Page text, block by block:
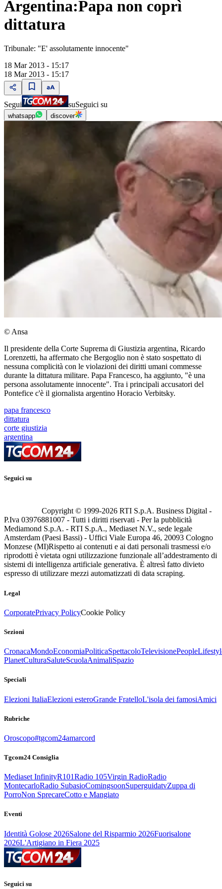
Argentina:Papa non coprì
dittatura
Tribunale: "E' assolutamente innocente"
18 Mar 2013 - 15:17
18 Mar 2013 - 15:17
Segui suSeguici su
whatsapp discover
© Ansa
Il presidente della Corte Suprema di Giustizia argentina, Ricardo
Lorenzetti, ha affermato che Bergoglio non è stato sospettato di
nessuna complicità con le violazioni dei diritti umani commesse
durante la dittatura militare. Papa Francesco, ha aggiunto, "è una
persona assolutamente innocente". Tra i principali accusatori del
Pontefice c'è il giornalista argentino Horacio Verbitsky.
papa francesco
dittatura
corte giustizia
argentina
Seguici su
Copyright © 1999-2026 RTI S.p.A. Business Digital -
P.Iva 03976881007 - Tutti i diritti riservati - Per la pubblicità
Mediamond S.p.A. - RTI S.p.A., Mediaset N.V., sede legale
Amsterdam (Paesi Bassi) - Uffici Viale Europa 46, 20093 Cologno
Monzese (MI)Rispetto ai contenuti e ai dati personali trasmessi e/o
riprodotti è vietata ogni utilizzazione funzionale all’addestramento di
sistemi di intelligenza artificiale generativa. È altresì fatto divieto
espresso di utilizzare mezzi automatizzati di data scraping.
Legal
CorporatePrivacy PolicyCookie Policy
Sezioni
CronacaMondoEconomiaPoliticaSpettacoloTelevisionePeople
PlanetCulturaSaluteScuolaAnimaliSpazio
Speciali
Elezioni ItaliaElezioni esteroGrande FratelloL'isola dei famosiAmici
Rubriche
Oroscopo#tgcom24amarcord
Tgcom24 Consiglia
Mediaset InfinityR101Radio 105Virgin RadioRadio
MontecarloRadio SubasioComingsoonSuperguidatvZuppa di
PorroNon SprecareCotto e Mangiato
Eventi
Identità Golose 2026Salone del Risparmio 2026Fuorisalone
2026L'Artigiano in Fiera 2025
Seguici su